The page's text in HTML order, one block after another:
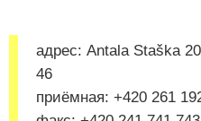
адрес: Antala Staška
46
приёмная: +420 261